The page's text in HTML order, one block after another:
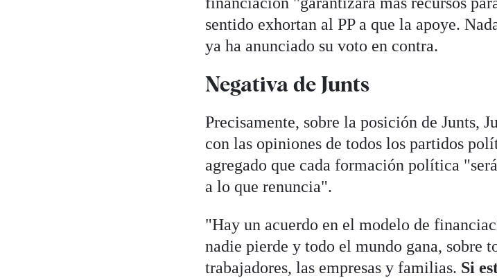
sentido exhortan al PP a que la apoye.
ya ha anunciado su voto en contra.
Negativa de Junts
Precisamente, sobre la posición de Junts,
con las opiniones de todos los partidos
agregado que cada formación política
a lo que renuncia".
"Hay un acuerdo en el modelo de
nadie pierde y todo el mundo gana, sobre
trabajadores, las empresas y familias. Si